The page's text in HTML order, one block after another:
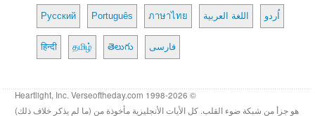
Русский Português ภาษาไทย اللغة العربية اُردو
हिन्दी தமிழ் తెలుగు فارسی
© 1998-2026 Heartlight, Inc. Verseoftheday.com
هو جزأ من شبكة ضوء القلب. كل الأيات الأنجليزية مأخوذة من (ما لم يذكر خلاف ذلك)